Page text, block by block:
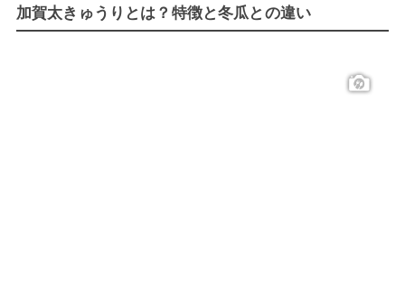
加賀太きゅうりとは？特徴と冬瓜との違い